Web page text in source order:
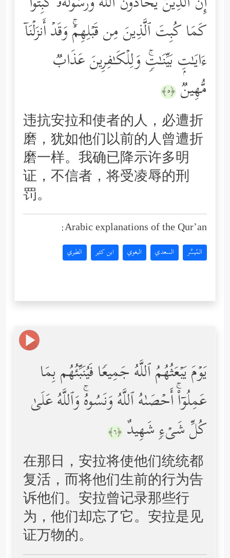
كَمَا كُبِتَ ٱلَّذِینَ مِن قَبۡلِهِمۡۚ وَقَدۡ أَنزَلۡنَاۤ
ءَایَـٰتِۭ بَیِّنَـٰتࣲۚ وَلِلۡكَـٰفِرِینَ عَذَابࣱ
مُّهِینࣱ ﴿٥﴾
违抗安拉和使者的人，必遭折
磨，犹如他们以前的人曾遭折
磨一样。我确已降示许多明
证，不信者，将受凌辱的刑
罚。
Arabic explanations of the Qur’an:
المُيسَّر السعدي البغوي ابن كثير الطبري
یَوۡمَ یَبۡعَثُهُمُ ٱللَّهُ جَمِیعࣰا فَیُنَبِّئُهُم بِمَا
عَمِلُوۤاْۚ أَحۡصَىٰهُ ٱللَّهُ وَنَسُوهُۚ وَٱللَّهُ عَلَىٰ
كُلِّ شَیۡءࣲ شَهِیدٌ ﴿٦﴾
在那日，安拉将使他们统统都
复活，而将他们生前的行为告
诉他们。安拉曾记录那些行
为，他们却忘了它。安拉是见
证万物的。